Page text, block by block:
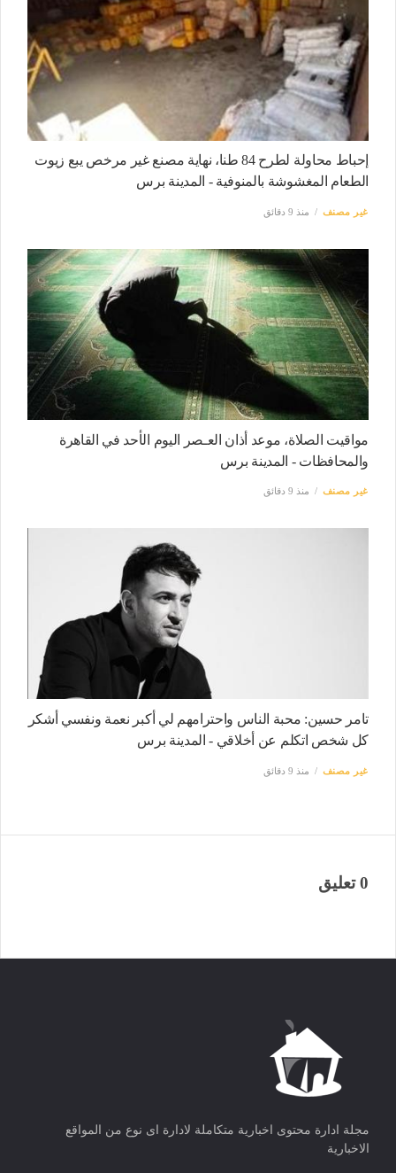
إحباط محاولة لطرح 84 طنا، نهاية مصنع غير مرخص يبع زيوت
الطعام المغشوشة بالمنوفية - المدينة برس
غير مصنف منذ 9 دقائق
مواقيت الصلاة، موعد أذان العـصر اليوم الأحد في القاهرة
والمحافظات - المدينة برس
غير مصنف منذ 9 دقائق
تامر حسين: محبة الناس واحترامهم لي أكبر نعمة ونفسي أشكر
كل شخص اتكلم عن أخلاقي - المدينة برس
غير مصنف منذ 9 دقائق
0 تعليق
مجلة ادارة محتوى اخبارية متكاملة لادارة اى نوع من المواقع
الاخبارية